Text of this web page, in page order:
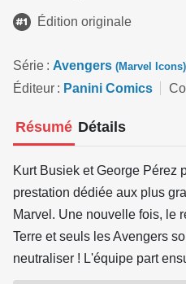
Édition originale
Série Avengers (Marvel Icons)
Éditeur Panini Comics
Résumé Détails
Kurt Busiek et George Pérez
prestation dédiée aux plus
Marvel. Une nouvelle fois, le
Terre et seuls les Avengers
neutraliser ! L'équipe part
affronte le Comte Nefaria